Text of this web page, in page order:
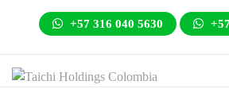
+57 316 040 5630